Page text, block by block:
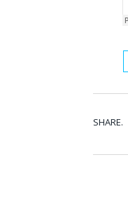
SHARE.